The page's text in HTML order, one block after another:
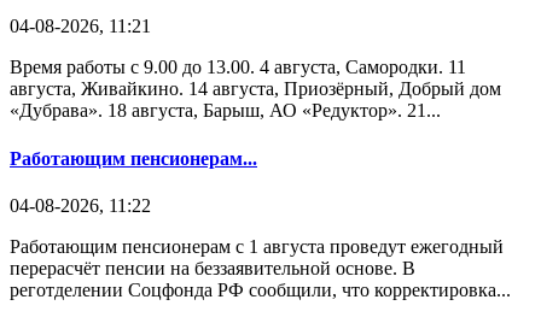
04-08-2026, 11:21
Время работы с 9.00 до 13.00. 4 августа, Самородки. 11
августа, Живайкино. 14 августа, Приозёрный, Добрый дом
«Дубрава». 18 августа, Барыш, АО «Редуктор». 21...
Работающим пенсионерам...
04-08-2026, 11:22
Работающим пенсионерам с 1 августа проведут ежегодный
перерасчёт пенсии на беззаявительной основе. В
реготделении Соцфонда РФ сообщили, что корректировка...